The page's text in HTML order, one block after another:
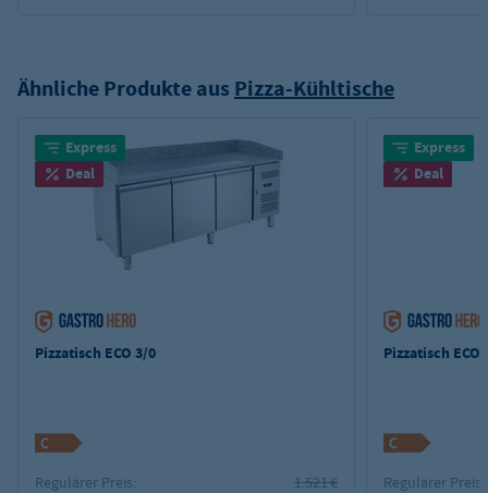
Ähnliche Produkte aus Pizza-Kühltische
Express
Deal
Pizzatisch ECO 3/0
Regulärer Preis:
1.521 €
Express
Deal
Pizzatisch ECO
Regulärer Preis: